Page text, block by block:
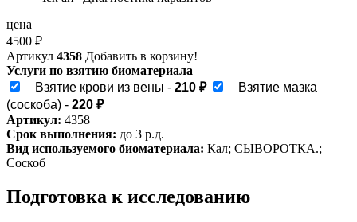
цена
4500 ₽
Артикул 4358 Добавить в корзину!
Услуги по взятию биоматериала
Взятие крови из вены - 210 ₽
Взятие мазка
(соскоба) - 220 ₽
Артикул: 4358
Срок выполнения: до 3 р.д.
Вид используемого биоматериала: Кал; СЫВОРОТКА.;
Соскоб
Подготовка к исследованию